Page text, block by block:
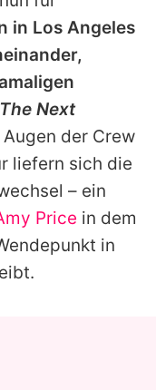
in Los Angeles
Next
der Crew
liefern sich die
– ein
Price in dem
in